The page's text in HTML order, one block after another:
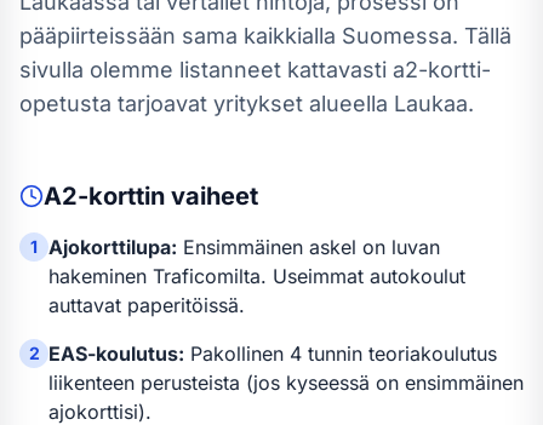
pääpiirteissään sama kaikkialla Suomessa. Tällä
sivulla olemme listanneet kattavasti a2-kortti-
opetusta tarjoavat yritykset alueella Laukaa.
A2-korttin vaiheet
1 Ajokorttilupa: Ensimmäinen askel on luvan
hakeminen Traficomilta. Useimmat autokoulut
auttavat paperitöissä.
2 EAS-koulutus: Pakollinen 4 tunnin teoriakoulutus
liikenteen perusteista (jos kyseessä on ensimmäinen
ajokorttisi).